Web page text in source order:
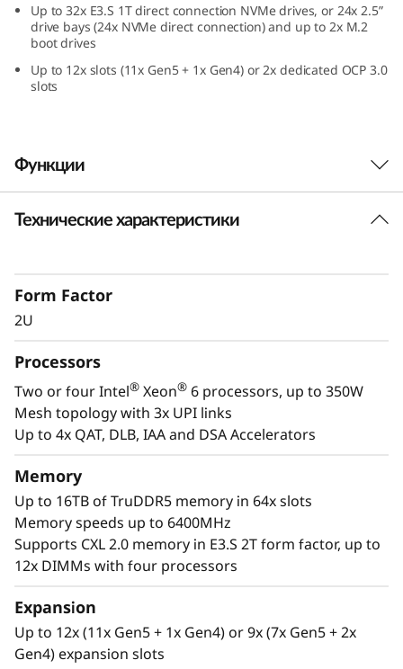
a
F
o
m
a
o
Up to 32x E3.S 1T direct connection NVMe drives, or 24x 2.5”
drive bays (24x NVMe direct connection) and up to 2x M.2
boot drives
Up to 12x slots (11x Gen5 + 1x Gen4) or 2x dedicated OCP 3.0
slots
Функции
Уверенное выполнение
рабочих нагрузок
платформы бизнес-аналитики и виртуализация,
являются рабочими нагрузками, которые
определяют работу каждого предприятия.
ThinkSystem SR850 V4 разработан как
производительность система, которая
выполняет эти рабочие нагрузки и
способствует развитию вашего предприятия.
Благодаря четырем процессорам Intel® Xeon®
6, огромному объему памяти и возможности
расширения до двух полноразмерных
графических процессоров и 32 дисков, вы
можете уверенно выполнять и масштабировать
критически важные рабочие нагрузки вашего
Технические характеристики
Form Factor
2U
Processors
Two or four Intel® Xeon® 6 processors, up to 350W
Mesh topology with 3x UPI links
Up to 4x QAT, DLB, IAA and DSA Accelerators
Memory
Up to 16TB of TruDDR5 memory in 64x slots
Memory speeds up to 6400MHz
Supports CXL 2.0 memory in E3.S 2T form factor, up to
12x DIMMs with four processors
Expansion
Up to 12x (11x Gen5 + 1x Gen4) or 9x (7x Gen5 + 2x
Gen4) expansion slots